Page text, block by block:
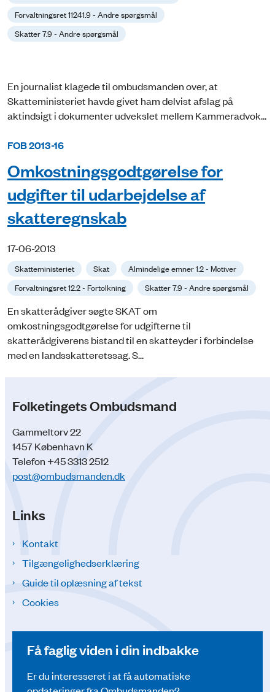
Forvaltningsret 11241.9 - Andre spørgsmål
Skatter 7.9 - Andre spørgsmål
En journalist klagede til ombudsmanden over, at
Skatteministeriet havde givet ham delvist afslag på
aktindsigt i dokumenter udvekslet mellem Kammeradvok...
FOB 2013-16
Omkostningsgodtgørelse for
udgifter til udarbejdelse af
skatteregnskab
17-06-2013
Skatteministeriet Skat
Almindelige emner 1.2 - Motiver
Forvaltningsret 12.2 - Fortolkning
Skatter 7.9 - Andre spørgsmål
En skatterådgiver søgte SKAT om
omkostningsgodtgørelse for udgifterne til
skatterådgiverens bistand til en skatteyder i forbindelse
med en landsskatteretssag. S...
Folketingets Ombudsmand
Gammeltorv 22
1457 København K
Telefon +45 3313 2512
post@ombudsmanden.dk
Links
Kontakt
Tilgængelighedserklæring
Guide til oplæsning af tekst
Cookies
Få faglig viden i din indbakke
Er du interesseret i at få automatiske